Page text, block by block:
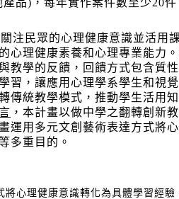
品)，每年實作案件數至少20件
注民眾的心理健康意識並活用
心理健康素養和心理專業能力。
學的反饋，回饋方式包含質
習，讓應用心理學系學生和視
傳統教學模式，推動學生活用
，本計畫以做中學之翻轉創新
運用多元文創藝術表達方式將
多重目的。
心理健康意識轉化為具體學習經